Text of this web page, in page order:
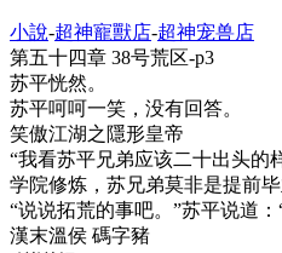
小說-超神寵獸店-超神宠兽店
第五十四章 38号荒区-p3
苏平恍然。
苏平呵呵一笑，没有回答。
笑傲江湖之隱形皇帝
“我看苏平兄弟应该二十出头的
学院修炼，苏兄弟莫非是提前毕
“说说拓荒的事吧。”苏平说道
漢末溫侯 碼字豬